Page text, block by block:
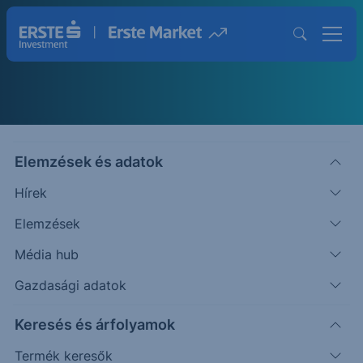
Elemzések és adatok
Hírek
Elemzések
Média hub
Gazdasági adatok
Keresés és árfolyamok
Termék keresők
Chart elemzések
Technikai elemzések az Erste elemzőitől